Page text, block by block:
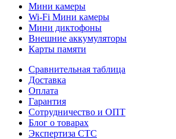
Мини камеры
Wi-Fi Мини камеры
Мини диктофоны
Внешние аккумуляторы
Карты памяти
Сравнительная таблица
Доставка
Оплата
Гарантия
Сотрудничество и ОПТ
Блог о товарах
Экспертиза СТС